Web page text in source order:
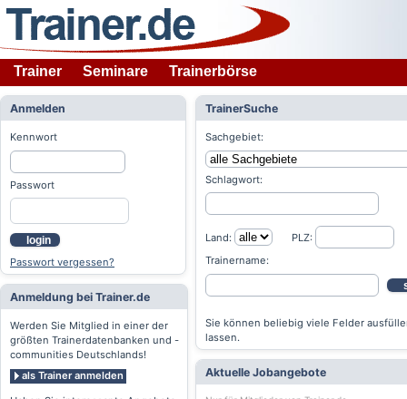
Trainer Seminare Trainerbörse
Anmelden
Kennwort
Passwort
login
Passwort vergessen?
Anmeldung bei Trainer.de
Werden Sie Mitglied in einer der
größten Trainerdatenbanken und -
communities Deutschlands!
als Trainer anmelden
TrainerSuche
Sachgebiet:
Schlagwort:
Land:
PLZ:
Trainername:
Sie können beliebig viele Felder
lassen.
Aktuelle Jobangebote